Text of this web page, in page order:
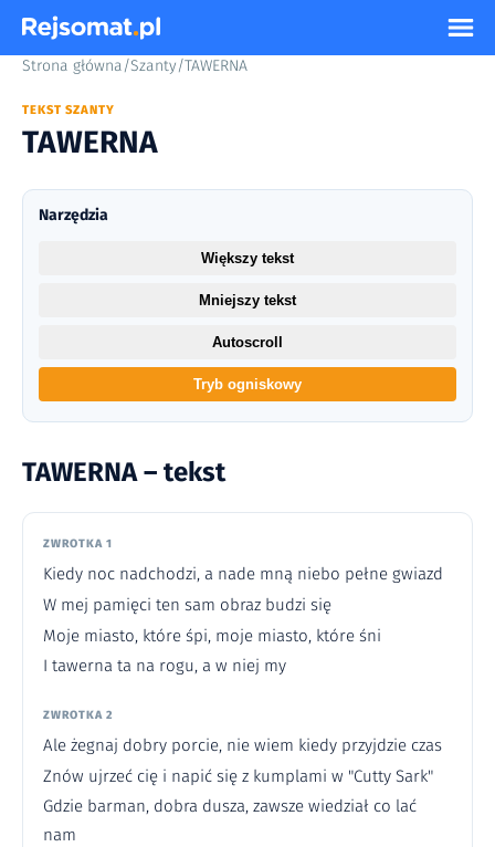
Strona główna/Szanty/TAWERNA
TEKST SZANTY
TAWERNA
TAWERNA – tekst
ZWROTKA 1
Kiedy noc nadchodzi, a nade mną niebo pełne gwiazd
W mej pamięci ten sam obraz budzi się
Moje miasto, które śpi, moje miasto, które śni
I tawerna ta na rogu, a w niej my
ZWROTKA 2
Ale żegnaj dobry porcie, nie wiem kiedy przyjdzie czas
Znów ujrzeć cię i napić się z kumplami w "Cutty Sark"
Gdzie barman, dobra dusza, zawsze wiedział co lać
nam
Narzędzia
Większy tekst
Mniejszy tekst
Autoscroll
Tryb ogniskowy